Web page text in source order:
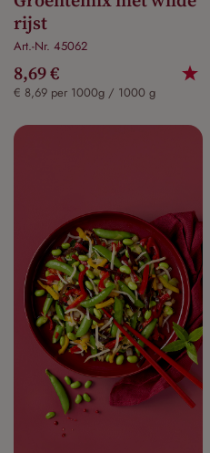
rijst
Art.-Nr. 45062
8,69 €
€ 8,69 per 1000g / 1000 g